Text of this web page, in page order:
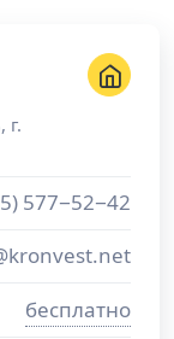
, г.
577−52−42
бесплатно